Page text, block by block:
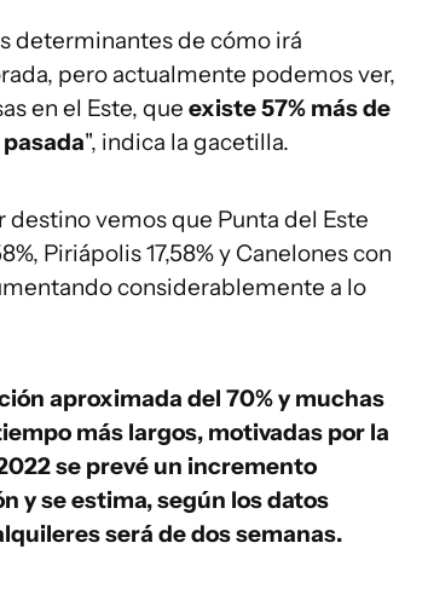
determinantes de cómo irá
pero actualmente podemos ver,
en el Este, que existe 57% más de
", indica la gacetilla.
vemos que Punta del Este
Piriápolis 17,58% y Canelones con
considerablemente a lo
aproximada del 70% y muchas
más largos, motivadas por la
se prevé un incremento
y se estima, según los datos
será de dos semanas.